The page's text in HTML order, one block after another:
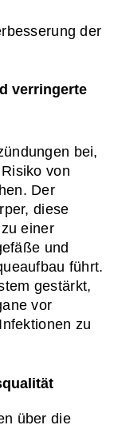
der
verringerte
bei,
von
Der
diese
einer
und
führt.
gestärkt,
vor
zu
über die